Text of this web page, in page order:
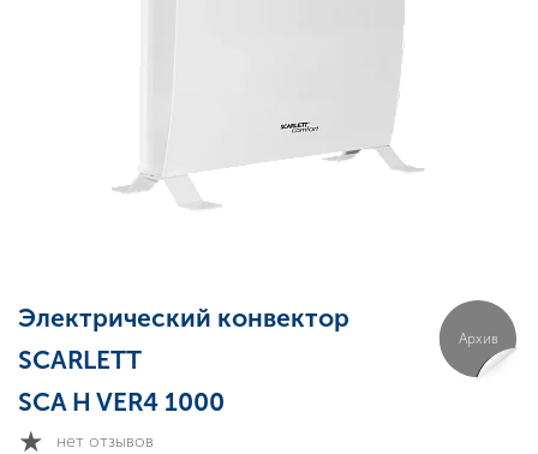
Электрический конвектор
SCARLETT
SCA H VER4 1000
нет отзывов
Архив